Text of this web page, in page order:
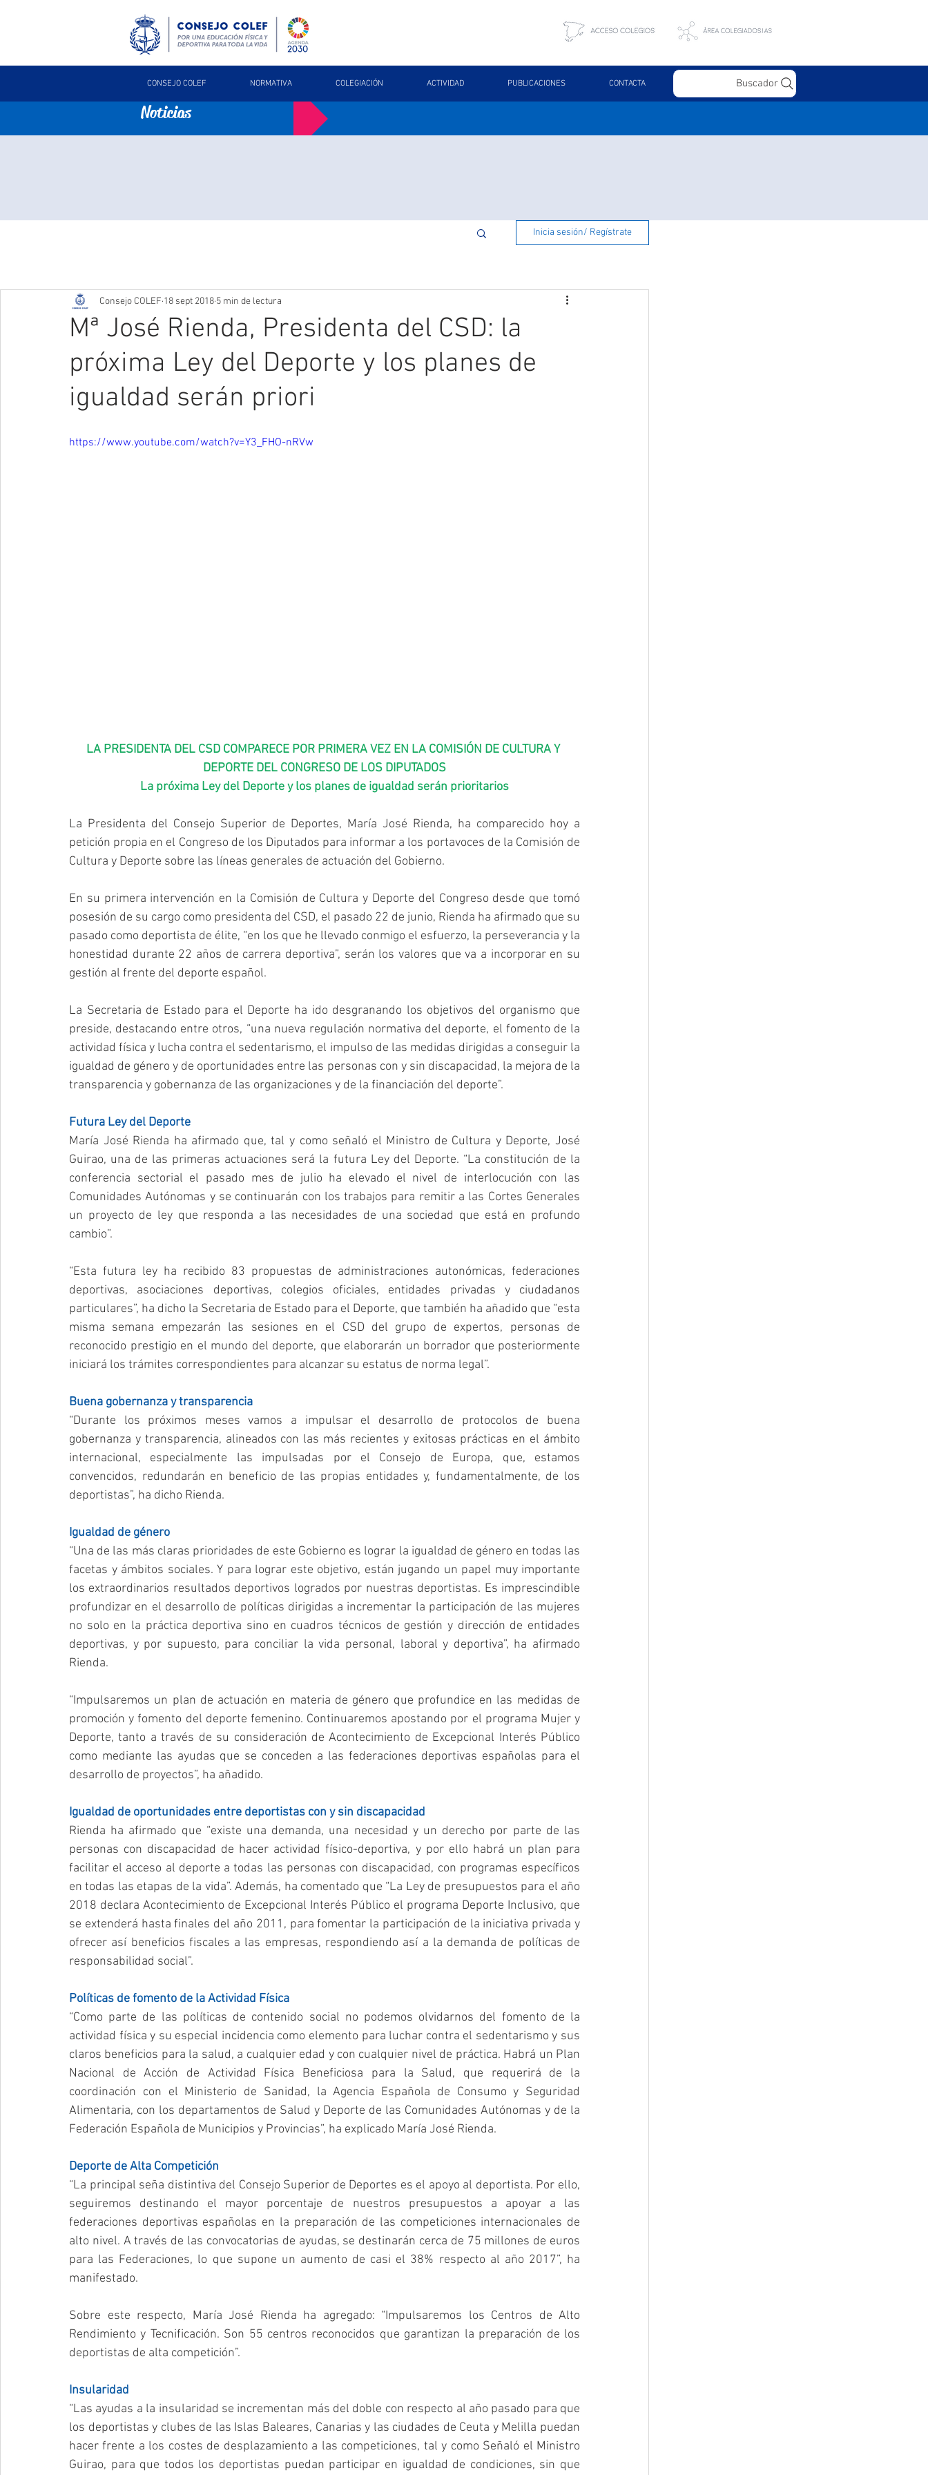
CONSEJO COLEF NORMATIVA COLEGIACIÓN ACTIVIDAD PUBLICACIONES CONTACTA Buscador
Noticias
Inicia sesión/ Regístrate
Mª José Rienda, Presidenta del CSD: la
próxima Ley del Deporte y los planes de
igualdad serán priori
Consejo COLEF 18 sept 2018 5 min de lectura
https://www.youtube.com/watch?v=Y3_FHO-nRVw
LA PRESIDENTA DEL CSD COMPARECE POR PRIMERA VEZ EN LA COMISIÓN DE CULTURA Y
DEPORTE DEL CONGRESO DE LOS DIPUTADOS
La próxima Ley del Deporte y los planes de igualdad serán prioritarios
La Presidenta del Consejo Superior de Deportes, María José Rienda, ha comparecido hoy a
petición propia en el Congreso de los Diputados para informar a los portavoces de la Comisión de
Cultura y Deporte sobre las líneas generales de actuación del Gobierno.
En su primera intervención en la Comisión de Cultura y Deporte del Congreso desde que tomó
posesión de su cargo como presidenta del CSD, el pasado 22 de junio, Rienda ha afirmado que su
pasado como deportista de élite, “en los que he llevado conmigo el esfuerzo, la perseverancia y la
honestidad durante 22 años de carrera deportiva”, serán los valores que va a incorporar en su
gestión al frente del deporte español.
La Secretaria de Estado para el Deporte ha ido desgranando los objetivos del organismo que
preside, destacando entre otros, “una nueva regulación normativa del deporte, el fomento de la
actividad física y lucha contra el sedentarismo, el impulso de las medidas dirigidas a conseguir la
igualdad de género y de oportunidades entre las personas con y sin discapacidad, la mejora de la
transparencia y gobernanza de las organizaciones y de la financiación del deporte”.
Futura Ley del Deporte
María José Rienda ha afirmado que, tal y como señaló el Ministro de Cultura y Deporte, José
Guirao, una de las primeras actuaciones será la futura Ley del Deporte. “La constitución de la
conferencia sectorial el pasado mes de julio ha elevado el nivel de interlocución con las
Comunidades Autónomas y se continuarán con los trabajos para remitir a las Cortes Generales
un proyecto de ley que responda a las necesidades de una sociedad que está en profundo
cambio”.
“Esta futura ley ha recibido 83 propuestas de administraciones autonómicas, federaciones
deportivas, asociaciones deportivas, colegios oficiales, entidades privadas y ciudadanos
particulares”, ha dicho la Secretaria de Estado para el Deporte, que también ha añadido que “esta
misma semana empezarán las sesiones en el CSD del grupo de expertos, personas de
reconocido prestigio en el mundo del deporte, que elaborarán un borrador que posteriormente
iniciará los trámites correspondientes para alcanzar su estatus de norma legal”.
Buena gobernanza y transparencia
“Durante los próximos meses vamos a impulsar el desarrollo de protocolos de buena
gobernanza y transparencia, alineados con las más recientes y exitosas prácticas en el ámbito
internacional, especialmente las impulsadas por el Consejo de Europa, que, estamos
convencidos, redundarán en beneficio de las propias entidades y, fundamentalmente, de los
deportistas”, ha dicho Rienda.
Igualdad de género
“Una de las más claras prioridades de este Gobierno es lograr la igualdad de género en todas las
facetas y ámbitos sociales. Y para lograr este objetivo, están jugando un papel muy importante
los extraordinarios resultados deportivos logrados por nuestras deportistas. Es imprescindible
profundizar en el desarrollo de políticas dirigidas a incrementar la participación de las mujeres
no solo en la práctica deportiva sino en cuadros técnicos de gestión y dirección de entidades
deportivas, y por supuesto, para conciliar la vida personal, laboral y deportiva”, ha afirmado
Rienda.
“Impulsaremos un plan de actuación en materia de género que profundice en las medidas de
promoción y fomento del deporte femenino. Continuaremos apostando por el programa Mujer y
Deporte, tanto a través de su consideración de Acontecimiento de Excepcional Interés Público
como mediante las ayudas que se conceden a las federaciones deportivas españolas para el
desarrollo de proyectos”, ha añadido.
Igualdad de oportunidades entre deportistas con y sin discapacidad
Rienda ha afirmado que “existe una demanda, una necesidad y un derecho por parte de las
personas con discapacidad de hacer actividad físico-deportiva, y por ello habrá un plan para
facilitar el acceso al deporte a todas las personas con discapacidad, con programas específicos
en todas las etapas de la vida”. Además, ha comentado que “La Ley de presupuestos para el año
2018 declara Acontecimiento de Excepcional Interés Público el programa Deporte Inclusivo, que
se extenderá hasta finales del año 2011, para fomentar la participación de la iniciativa privada y
ofrecer así beneficios fiscales a las empresas, respondiendo así a la demanda de políticas de
responsabilidad social”.
Políticas de fomento de la Actividad Física
“Como parte de las políticas de contenido social no podemos olvidarnos del fomento de la
actividad física y su especial incidencia como elemento para luchar contra el sedentarismo y sus
claros beneficios para la salud, a cualquier edad y con cualquier nivel de práctica. Habrá un Plan
Nacional de Acción de Actividad Física Beneficiosa para la Salud, que requerirá de la
coordinación con el Ministerio de Sanidad, la Agencia Española de Consumo y Seguridad
Alimentaria, con los departamentos de Salud y Deporte de las Comunidades Autónomas y de la
Federación Española de Municipios y Provincias”, ha explicado María José Rienda.
Deporte de Alta Competición
“La principal seña distintiva del Consejo Superior de Deportes es el apoyo al deportista. Por ello,
seguiremos destinando el mayor porcentaje de nuestros presupuestos a apoyar a las
federaciones deportivas españolas en la preparación de las competiciones internacionales de
alto nivel. A través de las convocatorias de ayudas, se destinarán cerca de 75 millones de euros
para las Federaciones, lo que supone un aumento de casi el 38% respecto al año 2017”, ha
manifestado.
Sobre este respecto, María José Rienda ha agregado: “Impulsaremos los Centros de Alto
Rendimiento y Tecnificación. Son 55 centros reconocidos que garantizan la preparación de los
deportistas de alta competición”.
Insularidad
“Las ayudas a la insularidad se incrementan más del doble con respecto al año pasado para que
los deportistas y clubes de las Islas Baleares, Canarias y las ciudades de Ceuta y Melilla puedan
hacer frente a los costes de desplazamiento a las competiciones, tal y como Señaló el Ministro
Guirao, para que todos los deportistas puedan participar en igualdad de condiciones, sin que